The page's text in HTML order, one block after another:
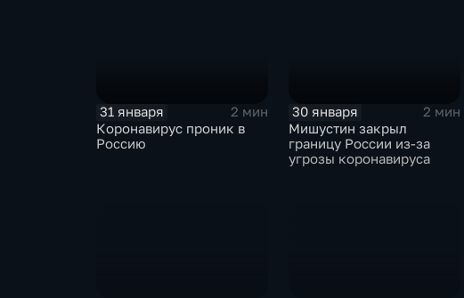
31 января
2 мин
Коронавирус проник в
Россию
30 января
2 мин
Мишустин закрыл
границу России из-за
угрозы коронавируса